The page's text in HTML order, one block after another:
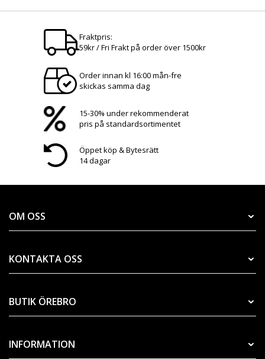
Fraktpris:
59kr / Fri Frakt på order över 1500kr
Order innan kl 16:00 mån-fre
skickas samma dag
15-30% under rekommenderat
pris på standardsortimentet
Öppet köp & Bytesrätt
14 dagar
OM OSS
KONTAKTA OSS
BUTIK ÖREBRO
INFORMATION